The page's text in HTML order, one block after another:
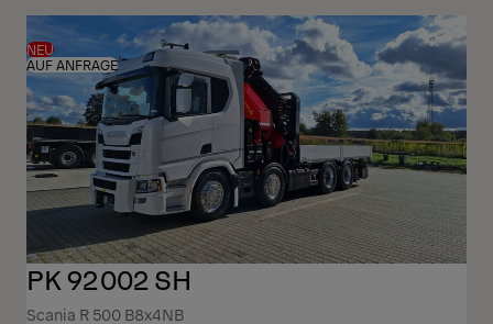
NEU
AUF ANFRAGE
PK 92002 SH
Scania R 500 B8x4NB